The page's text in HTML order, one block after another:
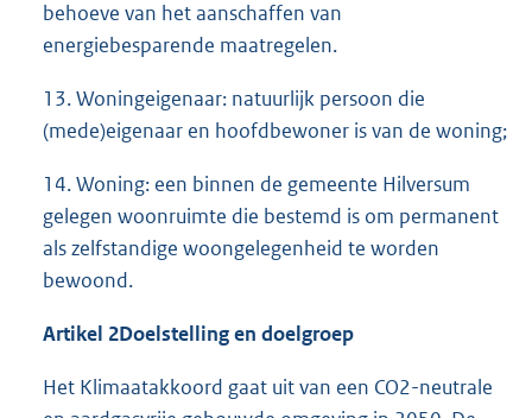
behoeve van het aanschaffen van
energiebesparende maatregelen.
13. Woningeigenaar: natuurlijk persoon die
(mede)eigenaar en hoofdbewoner is van de woning;
14. Woning: een binnen de gemeente Hilversum
gelegen woonruimte die bestemd is om permanent
als zelfstandige woongelegenheid te worden
bewoond.
Artikel 2Doelstelling en doelgroep
Het Klimaatakkoord gaat uit van een CO2-neutrale